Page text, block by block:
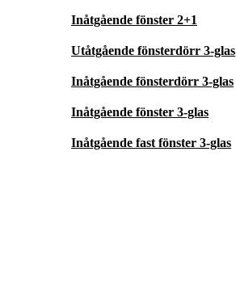
Inåtgående fönster 2+1
Utåtgående fönsterdörr 3-glas
Inåtgående fönsterdörr 3-glas
Inåtgående fönster 3-glas
Inåtgående fast fönster 3-glas